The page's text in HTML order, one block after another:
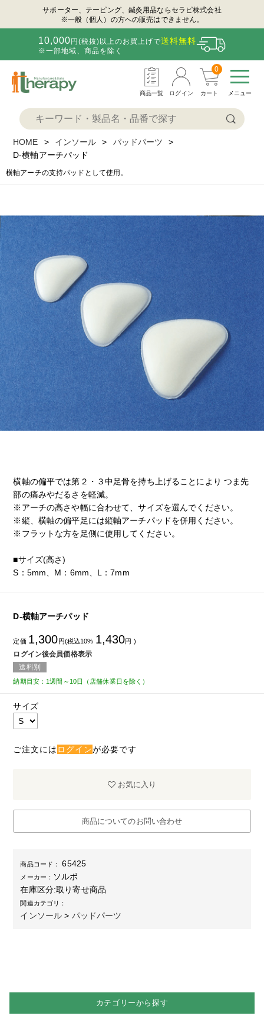
サポーター、テーピング、鍼灸用品ならセラピ株式会社
※一般（個人）の方への販売はできません。
10,000 円(税抜)以上のお買上げで送料無料
※一部地域、商品を除く
商品一覧 ログイン
0
カート メニュー
HOME インソール
パッドパーツ
D-横軸アーチパッド
横軸アーチの支持パッドとして使用。
横軸の偏平では第２・３中足骨を持ち上げることにより つま先
部の痛みやだるさを軽減。
※アーチの高さや幅に合わせて、サイズを選んでください。
※縦、横軸の偏平足には縦軸アーチパッドを併用ください。
※フラットな方を足側に使用してください。
■サイズ(高さ)
S：5mm、M：6mm、L：7mm
D-横軸アーチパッド
定価 1,300円(税込10% 1,430円 )
ログイン後会員価格表示
送料別
納期目安：1週間～10日（店舗休業日を除く）
サイズ
ご注文には ログインが必要です
お気に入り
商品についてのお問い合わせ
商品コード： 65425
メーカー： ソルボ
在庫区分:取り寄せ商品
関連カテゴリ：
インソール > パッドパーツ
カテゴリーから探す